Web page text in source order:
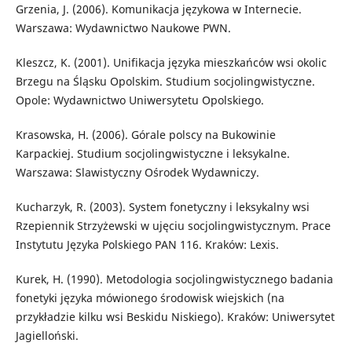
Grzenia, J. (2006). Komunikacja językowa w Internecie.
Warszawa: Wydawnictwo Naukowe PWN.
Kleszcz, K. (2001). Unifikacja języka mieszkańców wsi okolic
Brzegu na Śląsku Opolskim. Studium socjolingwistyczne.
Opole: Wydawnictwo Uniwersytetu Opolskiego.
Krasowska, H. (2006). Górale polscy na Bukowinie
Karpackiej. Studium socjolingwistyczne i leksykalne.
Warszawa: Slawistyczny Ośrodek Wydawniczy.
Kucharzyk, R. (2003). System fonetyczny i leksykalny wsi
Rzepiennik Strzyżewski w ujęciu socjolingwistycznym. Prace
Instytutu Języka Polskiego PAN 116. Kraków: Lexis.
Kurek, H. (1990). Metodologia socjolingwistycznego badania
fonetyki języka mówionego środowisk wiejskich (na
przykładzie kilku wsi Beskidu Niskiego). Kraków: Uniwersytet
Jagielloński.